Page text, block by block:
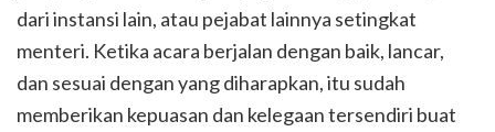
dari instansi lain, atau pejabat lainnya setingkat
menteri. Ketika acara berjalan dengan baik, lancar,
dan sesuai dengan yang diharapkan, itu sudah
memberikan kepuasan dan kelegaan tersendiri buat